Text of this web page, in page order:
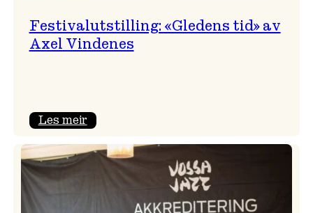
Festivalutstilling: «Gledens tid» av
Axel Vindenes
Les meir:
«Gledens